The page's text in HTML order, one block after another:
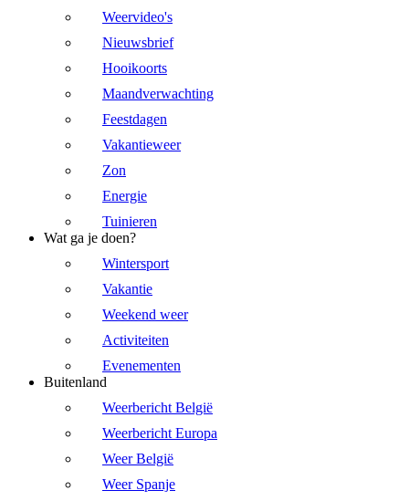
Weervideo's
Nieuwsbrief
Hooikoorts
Maandverwachting
Feestdagen
Vakantieweer
Zon
Energie
Tuinieren
Wat ga je doen?
Wintersport
Vakantie
Weekend weer
Activiteiten
Evenementen
Buitenland
Weerbericht België
Weerbericht Europa
Weer België
Weer Spanje